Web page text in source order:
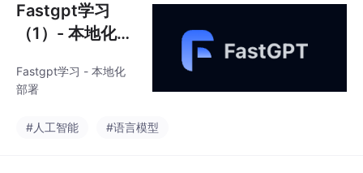
astGPT页面访问、文件
上传和解析功能。关键
问题包括：1）预签名请
求签名不一致，通过统
一S3配置和保留请求头
解决；2）浏览器Privat
截，通过统一域名消除
Fastgpt学习
（1）- 本地化部
为例）
Fastgpt学习 - 本地化
部署
#人工智能 #语言模型